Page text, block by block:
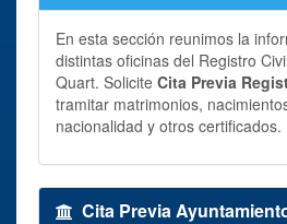
En esta sección reunimos la
distintas oficinas del Registro
Quart. Solicite Cita Previa
tramitar matrimonios,
nacionalidad y otros certificados.
Cita Previa